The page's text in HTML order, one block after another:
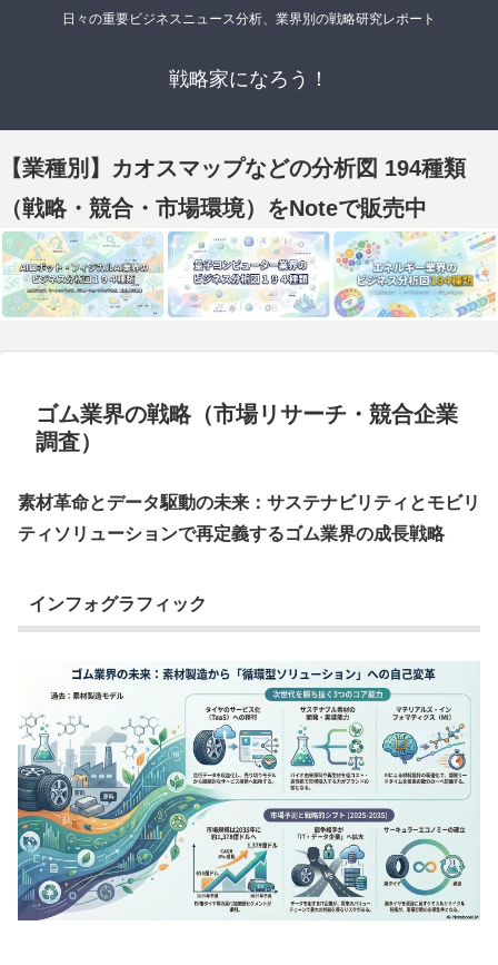
日々の重要ビジネスニュース分析、業界別の戦略研究レポート
戦略家になろう！
【業種別】カオスマップなどの分析図 194種類
（戦略・競合・市場環境）をNoteで販売中
ゴム業界の戦略（市場リサーチ・競合企業
調査）
素材革命とデータ駆動の未来：サステナビリティとモビリ
ティソリューションで再定義するゴム業界の成長戦略
インフォグラフィック